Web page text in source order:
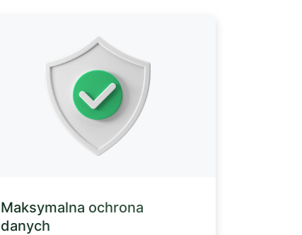
Maksymalna ochrona
danych